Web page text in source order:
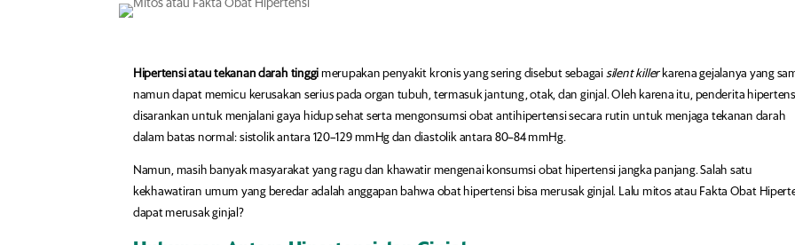
Hipertensi atau tekanan darah tinggi merupakan penyakit kronis yang sering disebut sebagaisilent killerkarena gejalanya yang
namun dapat memicu kerusakan serius pada organ tubuh, termasuk jantung, otak, dan ginjal. Oleh karena itu, penderita
disarankan untuk menjalani gaya hidup sehat serta mengonsumsi obat antihipertensi secara rutin untuk menjaga tekanan darah
dalam batas normal: sistolik antara 120–129 mmHg dan diastolik antara 80–84 mmHg.
Namun, masih banyak masyarakat yang ragu dan khawatir mengenai konsumsi obat hipertensi jangka panjang. Salah satu
kekhawatiran umum yang beredar adalah anggapan bahwa obat hipertensi bisa merusak ginjal. Lalu mitos atau Fakta Obat
dapat merusak ginjal?